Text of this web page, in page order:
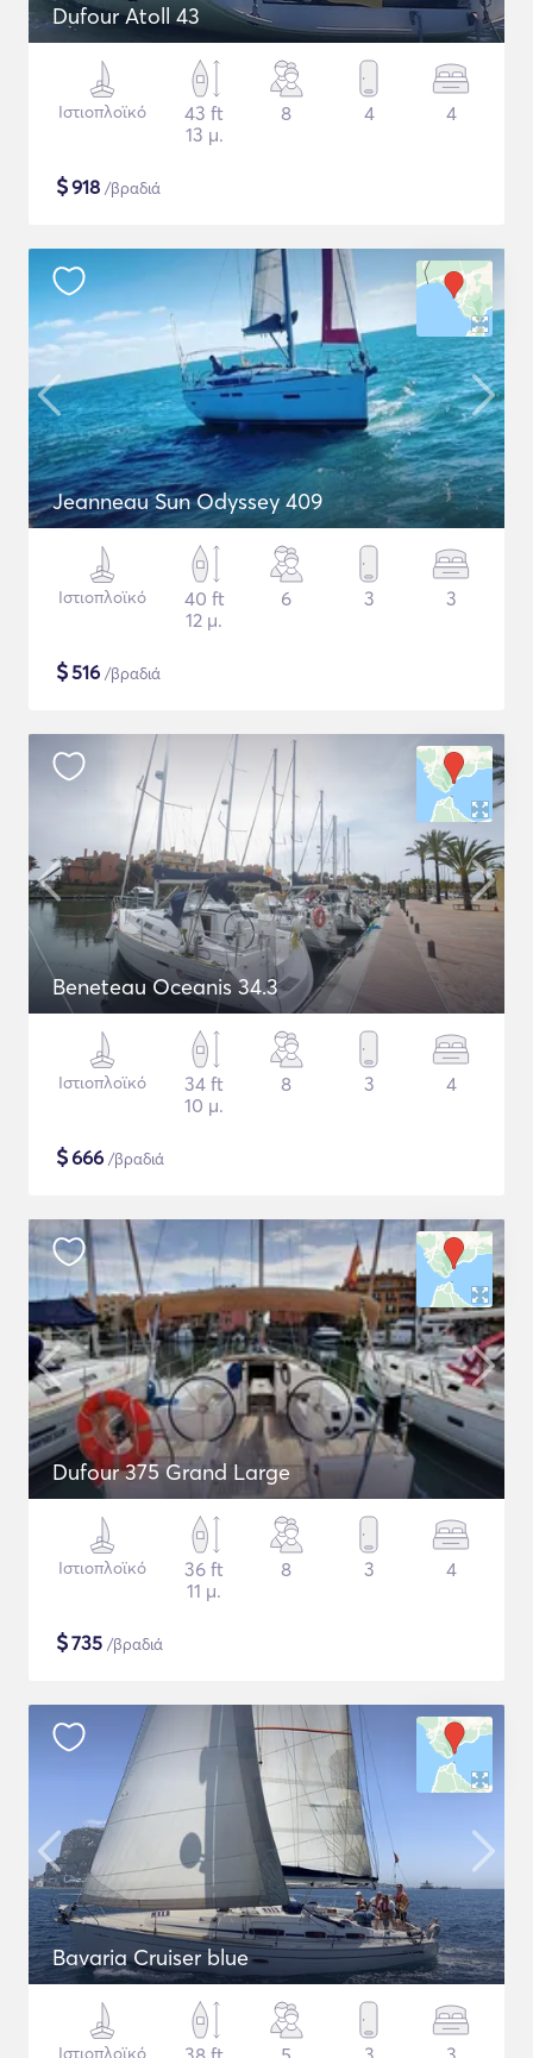
Dufour Atoll 43
Ιστιοπλοϊκό
43 ft
13 μ.
8 4 4
$918 /βραδιά
Jeanneau Sun Odyssey 409
Ιστιοπλοϊκό
40 ft
12 μ.
6 3 3
$516 /βραδιά
Beneteau Oceanis 34.3
Ιστιοπλοϊκό
34 ft
10 μ.
8 3 4
$666 /βραδιά
Dufour 375 Grand Large
Ιστιοπλοϊκό
36 ft
11 μ.
8 3 4
$735 /βραδιά
Bavaria Cruiser blue
Ιστιοπλοϊκό